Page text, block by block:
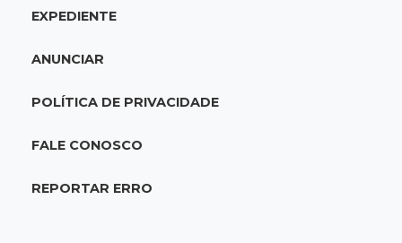
20:06Balcão de empregos
abertas em 114 funções
19:47Festival do Sobá
Em visita à Feira Central, Riedel volta a
EXPEDIENTE
ANUNCIAR
POLÍTICA DE PRIVACIDADE
FALE CONOSCO
REPORTAR ERRO